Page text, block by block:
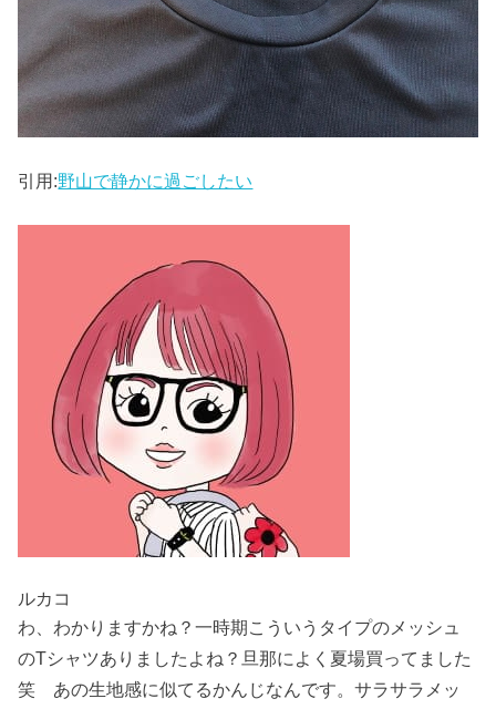
引用:野山で静かに過ごしたい
ルカコ
わ、わかりますかね？一時期こういうタイプのメッシュ
のTシャツありましたよね？旦那によく夏場買ってました
笑 あの生地感に似てるかんじなんです。サラサラメッ